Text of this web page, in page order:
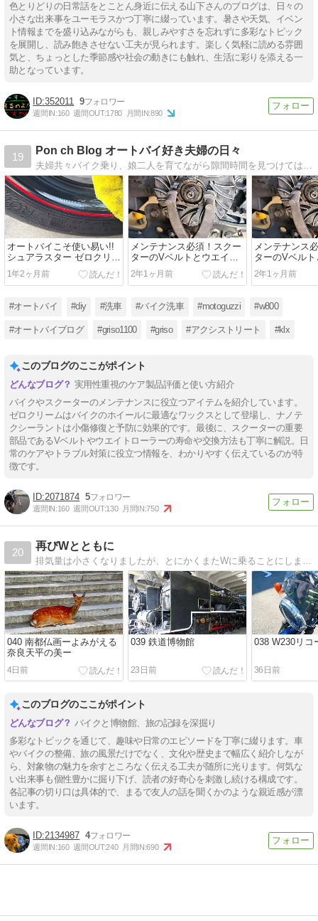
色とりどりの日常話をとことん身近に伝える山下さんのブログは、日々の
小さな出来事をユーモラスかつ丁寧に綴っています。暑さや天気、イベン
ト情報までを盛り込みながらも、親しみやすさを忘れずに多彩なトピック
を展開し、読み飽きさせない工夫が見られます。楽しく気軽に読める雰囲
気と、ちょっとした季節感や社会の動きにも触れ、生活に彩りを添える一
助となっています。
352011 9
週間IN:160 週間OUT:1780 月間IN:890
19
Pon ch Blog オートバイ好き夫婦の日々
オートバイこそ使い易い!!
シュアラスター ゼロクリー
ムのレビュー!!
1年2ヶ月前
メンテナンス必須！スクー
ターのVベルトとウエイト
ローラーの寿命と交換方法
2年1ヶ月前
メンテナンス
ターのVベル
ローラーの寿
2年1ヶ月前
#オートバイ #diy #洗車 #バイク洗車 #motoguzzi #w800
#オートバイブログ #griso1100 #griso #アクシストリート #klx
このブログのここがポイント
実用性重視のケア製品評価と使い方紹介
バイクやスクーターのメンテナンスに役立つアイテムを紹介しています。
ゼロクリームはバイクのホイールに最適なワックスとして登場し、ナノテ
クシーラントは小傷修復と予防に効果的です。最後に、スクーターの重要
部品であるVベルトやウエイトローラーの寿命や交換方法も丁寧に解説。日
常のケアやトラブル対策に役立つ情報を、わかりやすく伝えているのが特
徴です。
2071874 5
週間IN:160 週間OUT:130 月間IN:750
20
再びWとともに
排気量は小さくなりましたが、とにかくまたWに乗ることにしました。
040 南都仏画ーよみがえる
奈良天平の美ー
4日前
039 鉄道博物館
23日前
038 W230リコ
36日前
このブログのここがポイント
バイクと博物館、旅の記録を深掘り
多彩なトピックを通じて、趣味や日常のエピソードを丁寧に綴ります。車
やバイクの整備、旅の風景だけでなく、文化や歴史まで幅広く紹介しなが
ら、対象物の魅力を余すところなく伝える工夫が随所に光ります。何気な
い出来事も個性豊かに掘り下げ、読者の好奇心を刺激し続ける構成です。
各記事の切り口は具体的で、まるで友人の話を聞くかのような親近感が漂
います。
2134987 4
週間IN:160 週間OUT:240 月間IN:690